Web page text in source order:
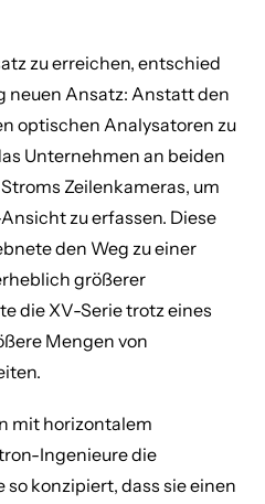
zu erreichen, entschied
neuen Ansatz: Anstatt den
optischen Analysatoren zu
Unternehmen an beiden
Zeilenkameras, um
zu erfassen. Diese
den Weg zu einer
größerer
die XV-Serie trotz eines
Mengen von
mit horizontalem
Ingenieure die
so konzipiert, dass sie einen